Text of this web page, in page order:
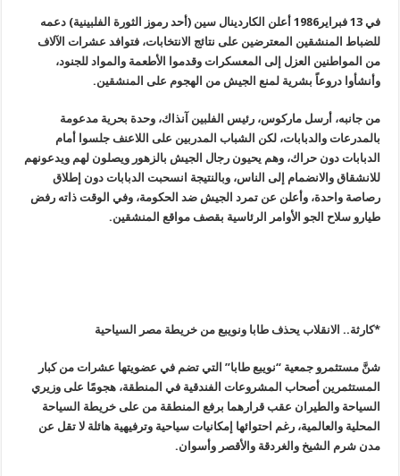
في 13 فبراير1986 أعلن الكاردينال سين (أحد رموز الثورة الفلبينية) دعمه
للضباط المنشقين المعترضين على نتائج الانتخابات، فتوافد عشرات الآلاف
من المواطنين العزل إلى المعسكرات وقدموا الأطعمة والمواد للجنود،
وأنشأوا دروعاً بشرية لمنع الجيش من الهجوم على المنشقين.
من جانبه، أرسل ماركوس، رئيس الفلبين آنذاك، وحدة بحرية مدعومة
بالمدرعات والدبابات، لكن الشباب المدربين على اللاعنف جلسوا أمام
الدبابات دون حراك، وهم يحيون رجال الجيش بالزهور ويصلون لهم ويدعونهم
للانشقاق والانضمام إلى الناس، وبالنتيجة انسحبت الدبابات دون إطلاق
رصاصة واحدة، وأعلن عن تمرد الجيش ضد الحكومة، وفي الوقت ذاته رفض
طيارو سلاح الجو الأوامر الرئاسية بقصف مواقع المنشقين.
*كارثة.. الانقلاب يحذف طابا ونويبع من خريطة مصر السياحية
شنَّ مستثمرو جمعية “نويبع طابا” التي تضم في عضويتها عشرات من كبار
المستثمرين أصحاب المشروعات الفندقية في المنطقة، هجومًا على وزيري
السياحة والطيران عقب قرارهما برفع المنطقة من على خريطة السياحة
المحلية والعالمية، رغم احتوائها إمكانيات سياحية وترفيهية هائلة لا تقل عن
مدن شرم الشيخ والغردقة والأقصر وأسوان.